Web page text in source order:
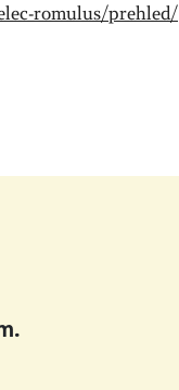
romulus/prehled/